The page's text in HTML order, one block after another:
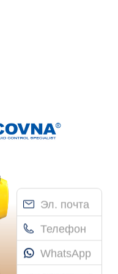
Эл. почта
Телефон
WhatsApp